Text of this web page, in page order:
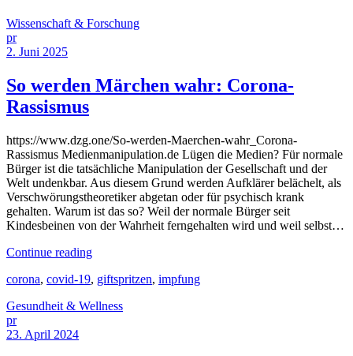
Wissenschaft & Forschung
pr
2. Juni 2025
So werden Märchen wahr: Corona-
Rassismus
https://www.dzg.one/So-werden-Maerchen-wahr_Corona-
Rassismus Medienmanipulation.de Lügen die Medien? Für normale
Bürger ist die tatsächliche Manipulation der Gesellschaft und der
Welt undenkbar. Aus diesem Grund werden Aufklärer belächelt, als
Verschwörungstheoretiker abgetan oder für psychisch krank
gehalten. Warum ist das so? Weil der normale Bürger seit
Kindesbeinen von der Wahrheit ferngehalten wird und weil selbst…
Continue reading
corona, covid-19, giftspritzen, impfung
Gesundheit & Wellness
pr
23. April 2024